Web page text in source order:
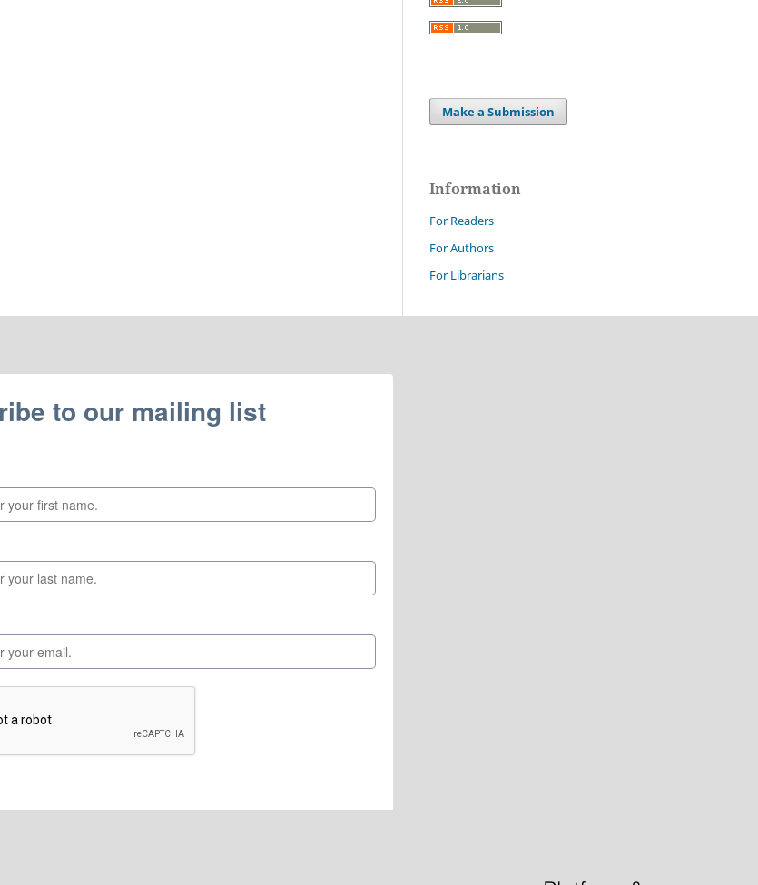
Make a Submission
Information
For Readers
For Authors
For Librarians